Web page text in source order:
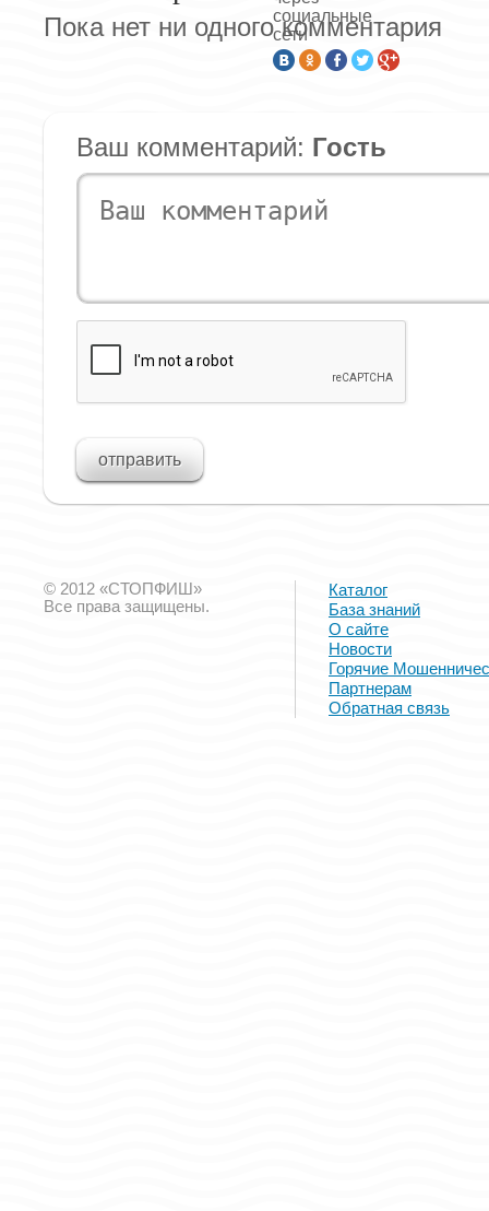
социальные
сети
Пока нет ни одного комментария
Ваш комментарий: Гость
© 2012 «СТОПФИШ»
Все права защищены.
Каталог
База знаний
О сайте
Новости
Горячие
Партнерам
Обратная связь